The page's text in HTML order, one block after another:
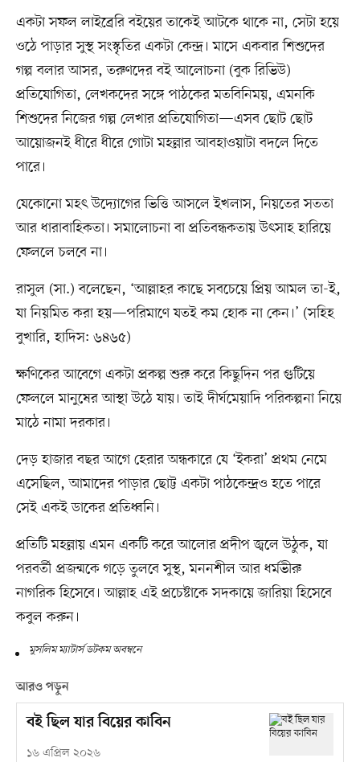
একটা সফল লাইব্রেরি বইয়ের তাকেই আটকে থাকে না, সেটা হয়ে
ওঠে পাড়ার সুস্থ সংস্কৃতির একটা কেন্দ্র। মাসে একবার শিশুদের
গল্প বলার আসর, তরুণদের বই আলোচনা (বুক রিভিউ)
প্রতিযোগিতা, লেখকদের সঙ্গে পাঠকের মতবিনিময়, এমনকি
শিশুদের নিজের গল্প লেখার প্রতিযোগিতা—এসব ছোট ছোট
আয়োজনই ধীরে ধীরে গোটা মহল্লার আবহাওয়াটা বদলে দিতে
পারে।
যেকোনো মহৎ উদ্যোগের ভিত্তি আসলে ইখলাস, নিয়তের সততা
আর ধারাবাহিকতা। সমালোচনা বা প্রতিবন্ধকতায় উৎসাহ হারিয়ে
ফেললে চলবে না।
রাসুল (সা.) বলেছেন, ‘আল্লাহর কাছে সবচেয়ে প্রিয় আমল তা-ই,
যা নিয়মিত করা হয়—পরিমাণে যতই কম হোক না কেন।’ (সহিহ
বুখারি, হাদিস: ৬৪৬৫)
ক্ষণিকের আবেগে একটা প্রকল্প শুরু করে কিছুদিন পর গুটিয়ে
ফেললে মানুষের আস্থা উঠে যায়। তাই দীর্ঘমেয়াদি পরিকল্পনা নিয়ে
মাঠে নামা দরকার।
দেড় হাজার বছর আগে হেরার অন্ধকারে যে ‘ইকরা’ প্রথম নেমে
এসেছিল, আমাদের পাড়ার ছোট্ট একটা পাঠকেন্দ্রও হতে পারে
সেই একই ডাকের প্রতিধ্বনি।
প্রতিটি মহল্লায় এমন একটি করে আলোর প্রদীপ জ্বলে উঠুক, যা
পরবর্তী প্রজন্মকে গড়ে তুলবে সুস্থ, মননশীল আর ধর্মভীরু
নাগরিক হিসেবে। আল্লাহ এই প্রচেষ্টাকে সদকায়ে জারিয়া হিসেবে
কবুল করুন।
মুসলিম ম্যাটার্স ডটকম অবম্বনে
আরও পড়ুন
বই ছিল যার বিয়ের কাবিন
১৬ এপ্রিল ২০২৬